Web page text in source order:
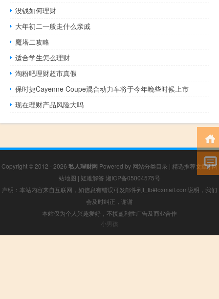
没钱如何理财
大年初二一般走什么亲戚
魔塔二攻略
适合学生怎么理财
淘粉吧理财超市真假
保时捷Cayenne Coupe混合动力车将于今年晚些时候上市
现在理财产品风险大吗
Copyright © 2012 - 2026 私人理财网 Powered by 网站分类目录 | 精选推荐文章|网
站地图 | 疑难解答 湘ICP备05004575号
声明：本站内容来自互联网，如信息有错误可发邮件到f_fb#foxmail.com说明，我们
会及时纠正，谢谢
本站仅为个人兴趣爱好，不接盈利性广告及商业合作
小男孩